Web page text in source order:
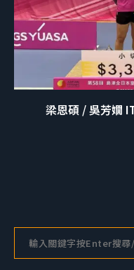
梁恩碩 / 吳芳嫺